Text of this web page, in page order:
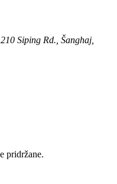
Siping Rd., Šanghaj,
pridržane.